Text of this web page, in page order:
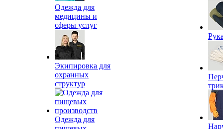
Одежда для
медицины и
сферы услуг
Экипировка для
охранных
структур
Одежда для